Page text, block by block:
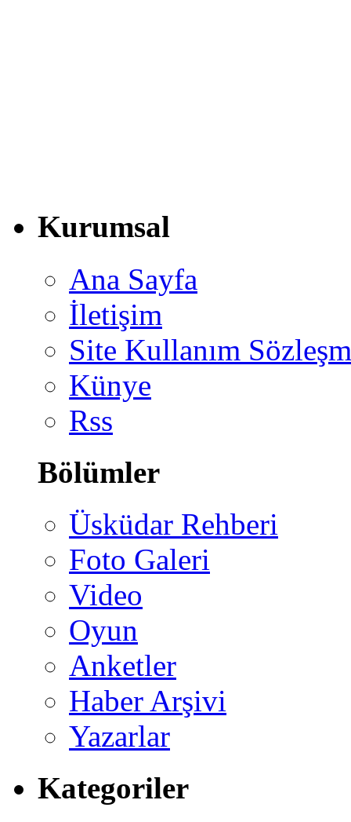
Kurumsal
Ana Sayfa
İletişim
Site Kullanım
Künye
Rss
Bölümler
Üsküdar Rehberi
Foto Galeri
Video
Oyun
Anketler
Haber Arşivi
Yazarlar
Kategoriler